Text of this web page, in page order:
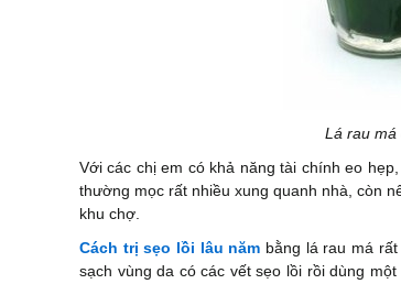
Lá rau má
Với các chị em có khả năng tài chính eo
thường mọc rất nhiều xung quanh nhà, còn
khu chợ.
Cách trị sẹo lồi lâu năm bằng lá rau má
sạch vùng da có các vết sẹo lồi rồi dùng